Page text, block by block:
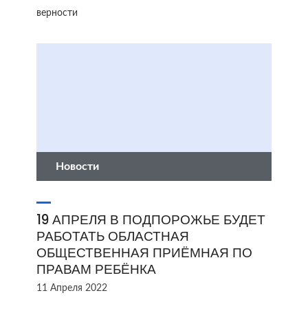
верности
Новости
19 АПРЕЛЯ В ПОДПОРОЖЬЕ БУДЕТ
РАБОТАТЬ ОБЛАСТНАЯ
ОБЩЕСТВЕННАЯ ПРИЁМНАЯ ПО
ПРАВАМ РЕБЁНКА
11 Апреля 2022